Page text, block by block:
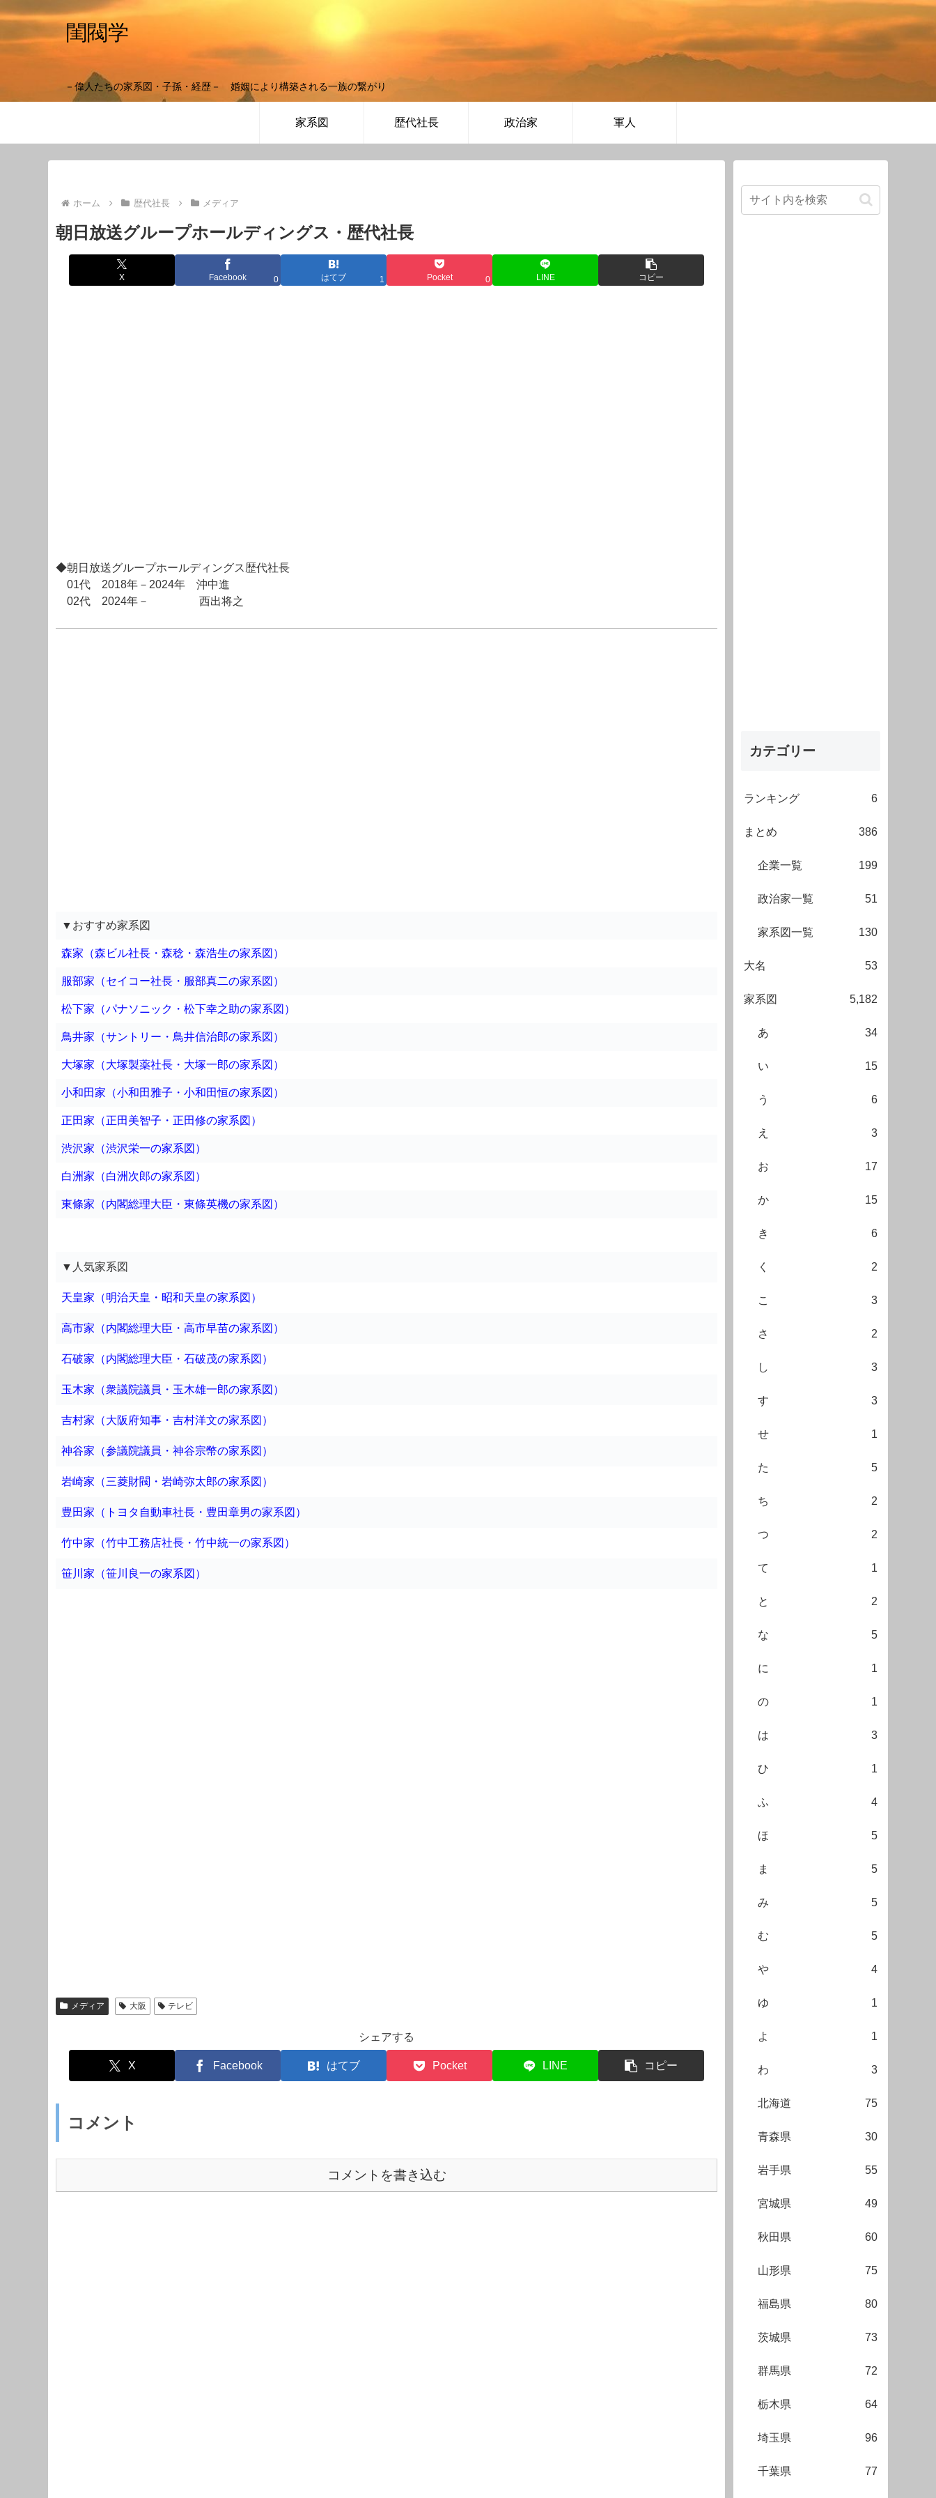
閨閥学
－偉人たちの家系図・子孫・経歴－ 婚姻により構築される一族の繋がり
家系図 歴代社長 政治家 軍人
ホーム 歴代社長 メディア
朝日放送グループホールディングス・歴代社長
X Facebook 0 はてブ 1 Pocket 0 LINE コピー
◆朝日放送グループホールディングス歴代社長
01代 2018年－2024年 沖中進
02代 2024年－ 西出将之
▼おすすめ家系図
森家（森ビル社長・森稔・森浩生の家系図）
服部家（セイコー社長・服部真二の家系図）
松下家（パナソニック・松下幸之助の家系図）
鳥井家（サントリー・鳥井信治郎の家系図）
大塚家（大塚製薬社長・大塚一郎の家系図）
小和田家（小和田雅子・小和田恒の家系図）
正田家（正田美智子・正田修の家系図）
渋沢家（渋沢栄一の家系図）
白洲家（白洲次郎の家系図）
東條家（内閣総理大臣・東條英機の家系図）
▼人気家系図
天皇家（明治天皇・昭和天皇の家系図）
高市家（内閣総理大臣・高市早苗の家系図）
石破家（内閣総理大臣・石破茂の家系図）
玉木家（衆議院議員・玉木雄一郎の家系図）
吉村家（大阪府知事・吉村洋文の家系図）
神谷家（参議院議員・神谷宗幣の家系図）
岩崎家（三菱財閥・岩崎弥太郎の家系図）
豊田家（トヨタ自動車社長・豊田章男の家系図）
竹中家（竹中工務店社長・竹中統一の家系図）
笹川家（笹川良一の家系図）
メディア 大阪 テレビ
シェアする
X Facebook はてブ Pocket LINE コピー
コメント
コメントを書き込む
カテゴリー
ランキング 6
まとめ 386
企業一覧 199
政治家一覧 51
家系図一覧 130
大名 53
家系図 5,182
あ 34
い 15
う 6
え 3
お 17
か 15
き 6
く 2
こ 3
さ 2
し 3
す 3
せ 1
た 5
ち 2
つ 2
て 1
と 2
な 5
に 1
の 1
は 3
ひ 1
ふ 4
ほ 5
ま 5
み 5
む 5
や 4
ゆ 1
よ 1
わ 3
北海道 75
青森県 30
岩手県 55
宮城県 49
秋田県 60
山形県 75
福島県 80
茨城県 73
群馬県 72
栃木県 64
埼玉県 96
千葉県 77